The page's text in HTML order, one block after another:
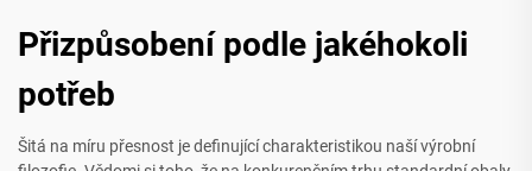
Přizpůsobení podle jakéhokoli
potřeb
Šitá na míru přesnost je definující charakteristikou naší výrobní